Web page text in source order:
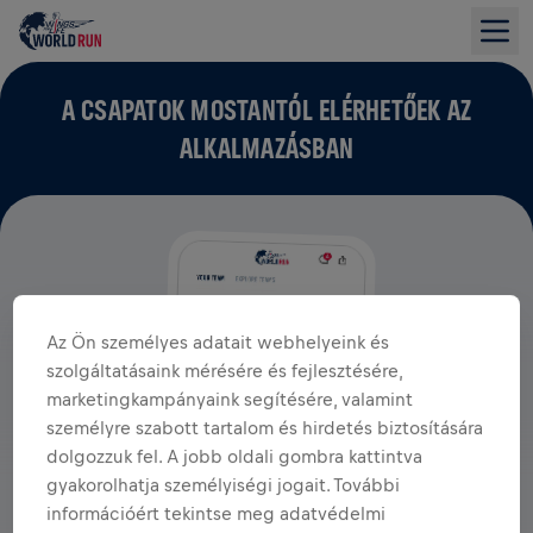
A CSAPATOK MOSTANTÓL ELÉRHETŐEK AZ
ALKALMAZÁSBAN
Az Ön személyes adatait webhelyeink és
szolgáltatásaink mérésére és fejlesztésére,
marketingkampányaink segítésére, valamint
személyre szabott tartalom és hirdetés biztosítására
dolgozzuk fel. A jobb oldali gombra kattintva
gyakorolhatja személyiségi jogait. További
információért tekintse meg adatvédelmi